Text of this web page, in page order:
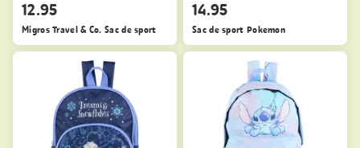
12.95
Migros Travel & Co. Sac de sport
14.95
Sac de sport Pokemon